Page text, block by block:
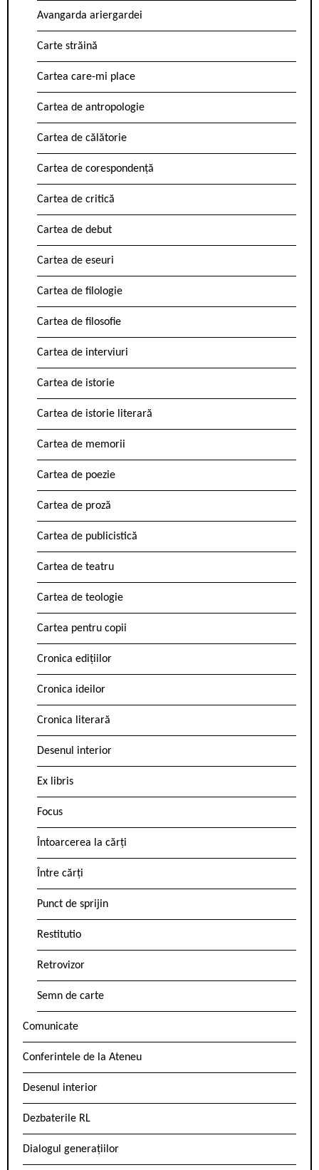
Avangarda ariergardei
Carte străină
Cartea care-mi place
Cartea de antropologie
Cartea de călătorie
Cartea de corespondență
Cartea de critică
Cartea de debut
Cartea de eseuri
Cartea de filologie
Cartea de filosofie
Cartea de interviuri
Cartea de istorie
Cartea de istorie literară
Cartea de memorii
Cartea de poezie
Cartea de proză
Cartea de publicistică
Cartea de teatru
Cartea de teologie
Cartea pentru copii
Cronica edițiilor
Cronica ideilor
Cronica literară
Desenul interior
Ex libris
Focus
Întoarcerea la cărți
Între cărți
Punct de sprijin
Restitutio
Retrovizor
Semn de carte
Comunicate
Conferintele de la Ateneu
Desenul interior
Dezbaterile RL
Dialogul generațiilor